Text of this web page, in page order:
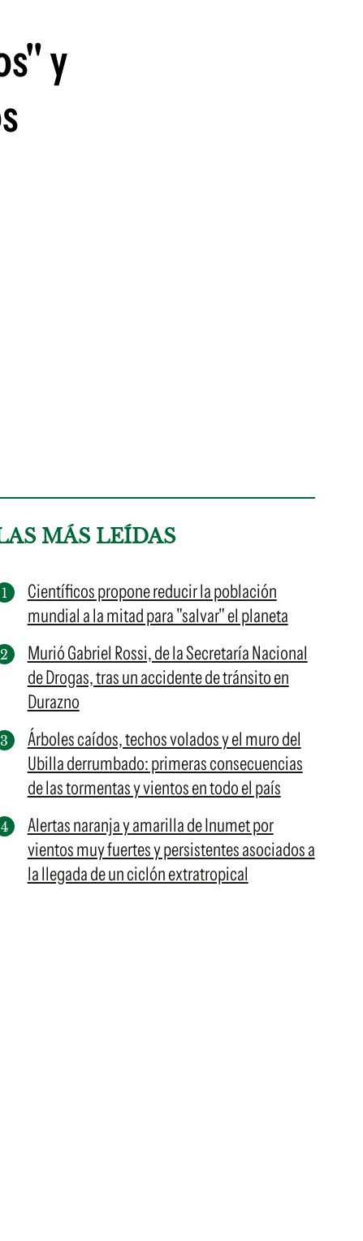
y
MÁS LEÍDAS
Científicos propone reducir la población
mundial a la mitad para "salvar" el planeta
Murió Gabriel Rossi, de la Secretaría Nacional
de Drogas, tras un accidente de tránsito en
Durazno
Árboles caídos, techos volados y el muro del
Ubilla derrumbado: primeras consecuencias
de las tormentas y vientos en todo el país
Alertas naranja y amarilla de Inumet por
vientos muy fuertes y persistentes asociados a
la llegada de un ciclón extratropical